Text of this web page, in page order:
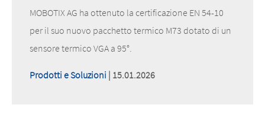
MOBOTIX AG ha ottenuto la certificazione EN 54-10
per il suo nuovo pacchetto termico M73 dotato di un
sensore termico VGA a 95°.
Prodotti e Soluzioni | 15.01.2026